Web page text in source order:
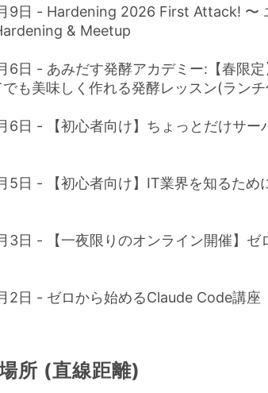
9日 - Hardening 2026 First Attack! 〜
& Meetup
6日 - あみだす発酵アカデミー:【春限
も美味しく作れる発酵レッスン(ランチ
6日 - 【初心者向け】ちょっとだけサー
5日 - 【初心者向け】IT業界を知るため
3日 - 【一夜限りのオンライン開催】ゼ
2日 - ゼロから始めるClaude Code講座
所 (直線距離)